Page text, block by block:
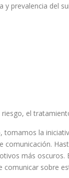
prevalencia del
el
tomamos la
comunicación.
más oscuros.
comunicar sobre